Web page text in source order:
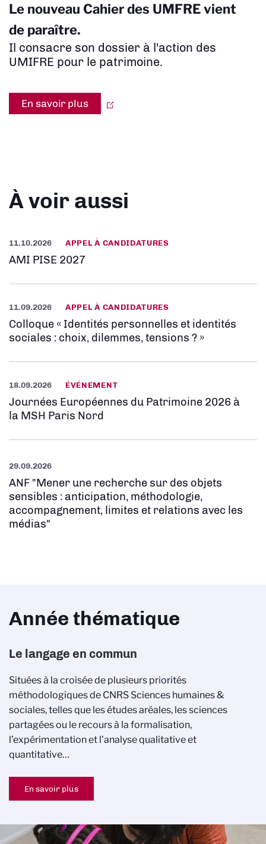
Le nouveau Cahier des UMFRE vient
de paraître.
Il consacre son dossier à l'action des
UMIFRE pour le patrimoine.
En savoir plus
À voir aussi
11.10.2026 APPEL À CANDIDATURES
AMI PISE 2027
11.09.2026 APPEL À CANDIDATURES
Colloque « Identités personnelles et identités
sociales : choix, dilemmes, tensions ? »
18.09.2026 ÉVÉNEMENT
Journées Européennes du Patrimoine 2026 à
la MSH Paris Nord
29.09.2026
ANF "Mener une recherche sur des objets
sensibles : anticipation, méthodologie,
accompagnement, limites et relations avec les
médias"
Année thématique
Le langage en commun
Situées à la croisée de plusieurs priorités
méthodologiques de CNRS Sciences humaines &
sociales, telles que les études aréales, les sciences
partagées ou le recours à la formalisation,
l’expérimentation et l’analyse qualitative et
quantitative…
En savoir plus